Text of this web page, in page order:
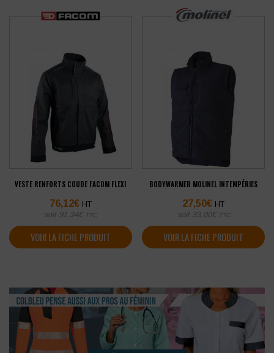
VESTE RENFORTS COUDE FACOM FLEXI
76,12€ HT
soit 91,34€ TTC
VOIR LA FICHE PRODUIT
BODYWARMER MOLINEL INTEMPÉRIES
27,50€ HT
soit 33,00€ TTC
VOIR LA FICHE PRODUIT